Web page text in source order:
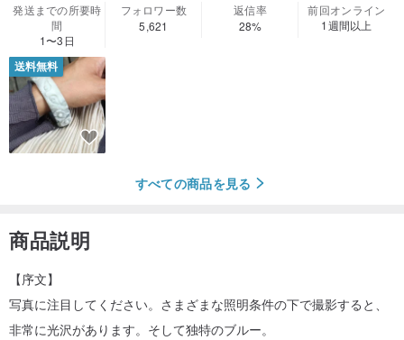
発送までの所要時
間
1〜3日
フォロワー数
5,621
返信率
28%
前回オンライン
1週間以上
送料無料
すべての商品を見る
商品説明
【序文】
写真に注目してください。さまざまな照明条件の下で撮影すると、
非常に光沢があります。そして独特のブルー。